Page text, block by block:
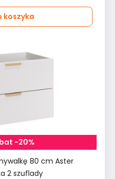
koszyka
-20%
80 cm Aster
2 szuflady